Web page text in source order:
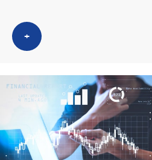
a
s
l
t
r
o
i
g
u
+